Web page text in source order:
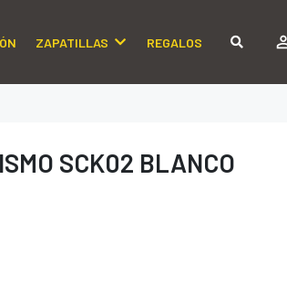
ZAPATILLAS REGALOS
SCK02 BLANCO